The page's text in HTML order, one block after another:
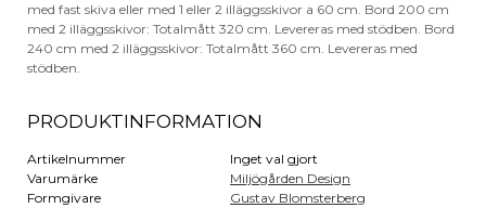
med fast skiva eller med 1 eller 2 illäggsskivor a 60 cm. Bord 200 cm
med 2 illäggsskivor: Totalmått 320 cm. Levereras med stödben. Bord
240 cm med 2 illäggsskivor: Totalmått 360 cm. Levereras med
stödben.
PRODUKTINFORMATION
Artikelnummer
Inget val gjort
Varumärke
Miljögården Design
Formgivare
Gustav Blomsterberg